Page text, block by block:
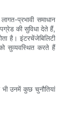
प्रभावी समाधान
की सुविधा देते हैं,
है। इंटरचेंजेबिलिटी
सुव्यवस्थित करते हैं
भी उनमें कुछ चुनौतियां